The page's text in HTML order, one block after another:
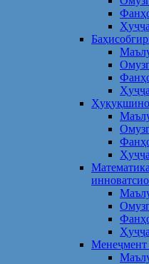
Менеҷмент